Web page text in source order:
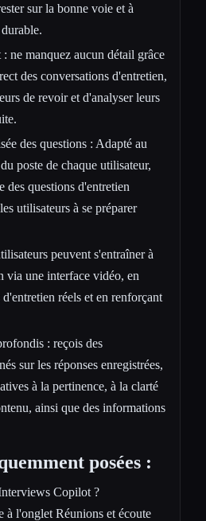
sur la bonne voie et à
ne manquez aucun détail grâce
des conversations d'entretien,
de revoir et d'analyser leurs
des questions : Adapté au
poste de chaque utilisateur,
des questions d'entretien
utilisateurs à se préparer
peuvent s'entraîner à
via une interface vidéo, en
réels et en renforçant
: reçois des
sur les réponses enregistrées,
à la pertinence, à la clarté
ainsi que des informations
posées :
Copilot ?
à l'onglet Réunions et écoute